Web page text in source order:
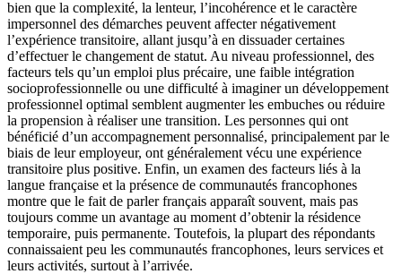
bien que la complexité, la lenteur, l’incohérence et le caractère
impersonnel des démarches peuvent affecter négativement
l’expérience transitoire, allant jusqu’à en dissuader certaines
d’effectuer le changement de statut. Au niveau professionnel, des
facteurs tels qu’un emploi plus précaire, une faible intégration
socioprofessionnelle ou une difficulté à imaginer un développement
professionnel optimal semblent augmenter les embuches ou réduire
la propension à réaliser une transition. Les personnes qui ont
bénéficié d’un accompagnement personnalisé, principalement par le
biais de leur employeur, ont généralement vécu une expérience
transitoire plus positive. Enfin, un examen des facteurs liés à la
langue française et la présence de communautés francophones
montre que le fait de parler français apparaît souvent, mais pas
toujours comme un avantage au moment d’obtenir la résidence
temporaire, puis permanente. Toutefois, la plupart des répondants
connaissaient peu les communautés francophones, leurs services et
leurs activités, surtout à l’arrivée.